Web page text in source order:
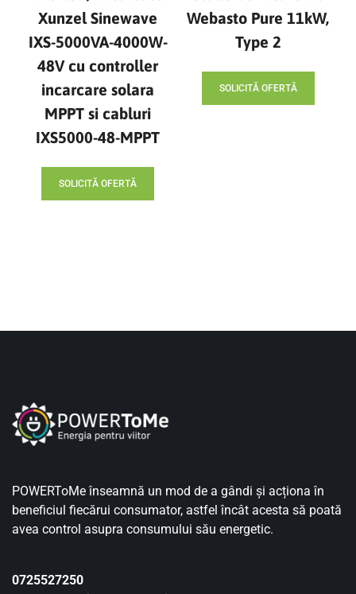
Xunzel Sinewave
IXS-5000VA-4000W-
48V cu controller
incarcare solara
MPPT si cabluri
IXS5000-48-MPPT
SOLICITĂ OFERTĂ
Webasto Pure 11kW,
Type 2
SOLICITĂ OFERTĂ
POWERToMe înseamnă un mod de a gândi și acționa în
beneficiul fiecărui consumator, astfel încât acesta să poată
avea control asupra consumului său energetic.
0725527250